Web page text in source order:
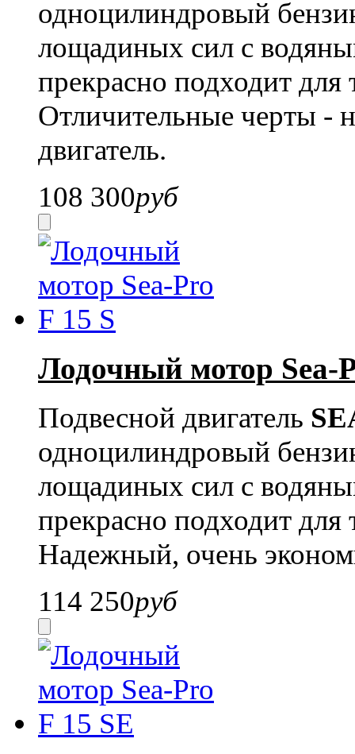
одноцилиндровый
лощадиных сил с
прекрасно подходит
Отличительные черты -
двигатель.
108 300руб
Лодочный мотор Sea-
Подвесной двигатель
одноцилиндровый
лощадиных сил с
прекрасно подходит
Надежный, очень
114 250руб